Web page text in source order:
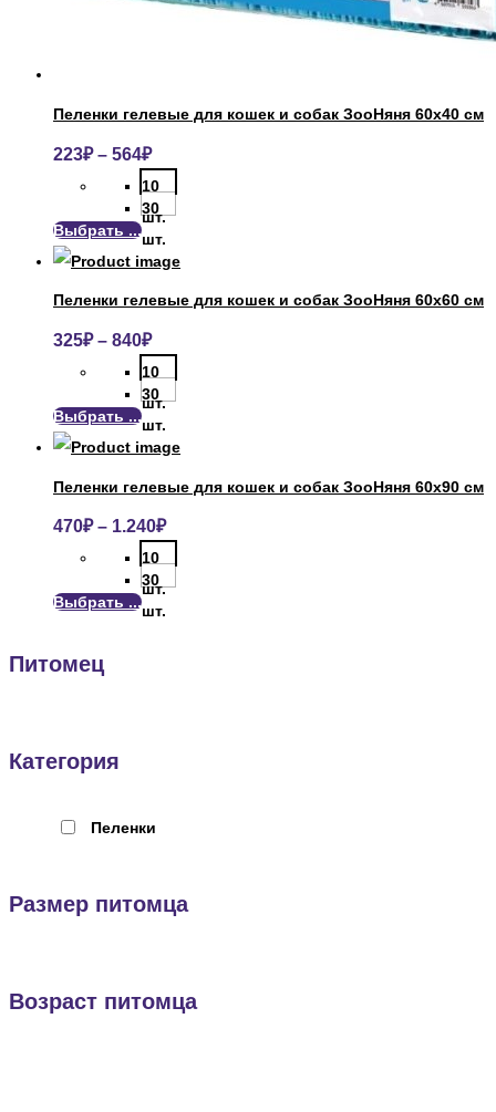
Пеленки гелевые для кошек и собак ЗооНяня 60х40 см
223₽– 564₽
10
шт.
30
шт.
Выбрать ...
Пеленки гелевые для кошек и собак ЗооНяня 60х60 см
325₽– 840₽
10
шт.
30
шт.
Выбрать ...
Пеленки гелевые для кошек и собак ЗооНяня 60х90 см
470₽– 1.240₽
10
шт.
30
шт.
Выбрать ...
Питомец
Категория
Пеленки
Размер питомца
Возраст питомца